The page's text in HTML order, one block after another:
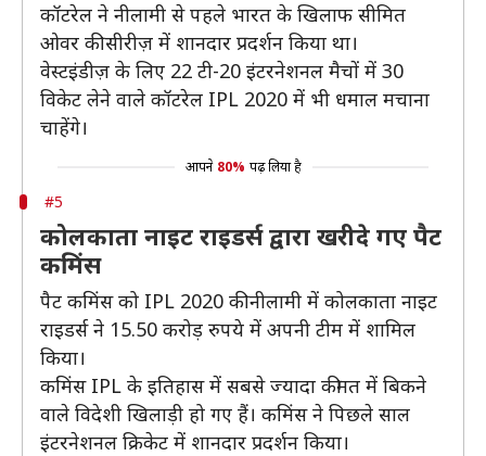
कॉटरेल ने नीलामी से पहले भारत के खिलाफ सीमित
ओवर की सीरीज़ में शानदार प्रदर्शन किया था।
वेस्टइंडीज़ के लिए 22 टी-20 इंटरनेशनल मैचों में 30
विकेट लेने वाले कॉटरेल IPL 2020 में भी धमाल मचाना
चाहेंगे।
आपने 80% पढ़ लिया है
#5
कोलकाता नाइट राइडर्स द्वारा खरीदे गए पैट
कमिंस
पैट कमिंस को IPL 2020 की नीलामी में कोलकाता नाइट
राइडर्स ने 15.50 करोड़ रुपये में अपनी टीम में शामिल
किया।
कमिंस IPL के इतिहास में सबसे ज्यादा कीमत में बिकने
वाले विदेशी खिलाड़ी हो गए हैं। कमिंस ने पिछले साल
इंटरनेशनल क्रिकेट में शानदार प्रदर्शन किया।